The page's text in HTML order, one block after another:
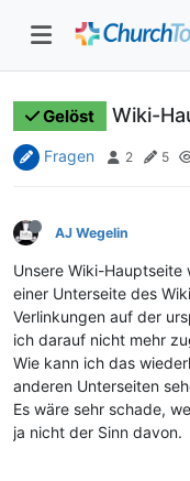
Gelöst Wiki-
Fragen 2 5
AJ Wegelin
Unsere Wiki-Hauptseite
einer Unterseite des
Verlinkungen auf der
ich darauf nicht mehr
Wie kann ich das
anderen Unterseiten
Es wäre sehr schade,
ja nicht der Sinn davon.